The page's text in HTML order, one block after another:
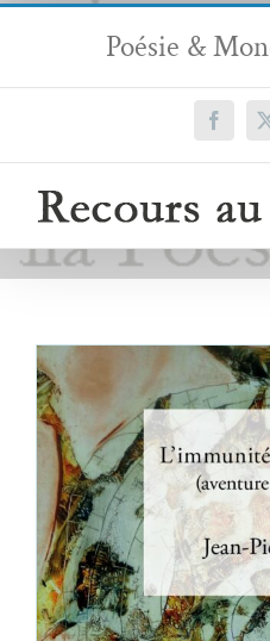
Passer
contenu
Poésie &